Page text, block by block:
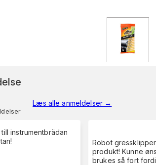
Læs alle anmeldelser→
instrumentbrädan
Robot
produkt! Kunne
brukes så fort